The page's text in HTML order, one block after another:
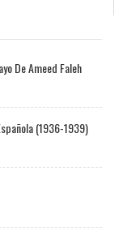
De Ameed Faleh
(1936-1939)